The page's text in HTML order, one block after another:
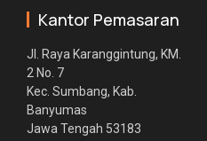
Kantor Pemasaran
Jl. Raya Karanggintung, KM.
2 No. 7
Kec. Sumbang, Kab.
Banyumas
Jawa Tengah 53183